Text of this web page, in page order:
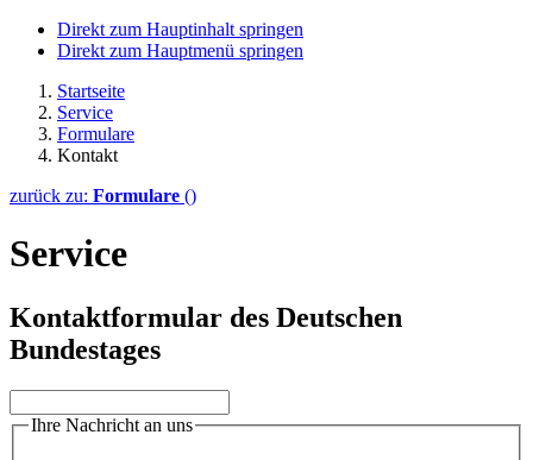
Direkt zum Hauptinhalt springen
Direkt zum Hauptmenü springen
Startseite
Service
Formulare
Kontakt
zurück zu: Formulare ()
Service
Kontaktformular des Deutschen
Bundestages
Ihre Nachricht an uns